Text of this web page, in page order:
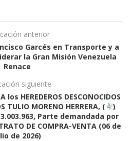
anterior
Garcés en Transporte y a
la Gran Misión Venezuela
Renace
siguiente
los HEREDEROS DESCONOCIDOS
MORENO HERRERA, (
)
Parte demandada por
DE COMPRA-VENTA (06 de
de 2026)